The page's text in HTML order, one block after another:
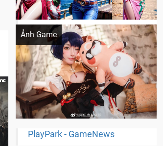
Ảnh Game
Cosplay Xiangling siêu cute
PlayPark - GameNews